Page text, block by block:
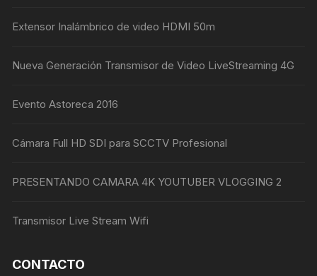
Extensor Inalámbrico de video HDMI 50m
Nueva Generación Transmisor de Video LiveStreaming 4G
Evento Astoreca 2016
Cámara Full HD SDI para SCCTV Profesional
PRESENTANDO CAMARA 4K YOUTUBER VLOGGING 2
Transmisor Live Stream Wifi
CONTACTO